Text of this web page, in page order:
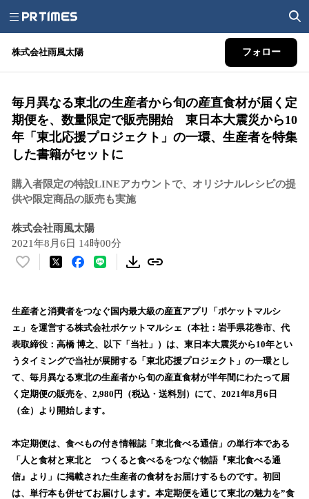
株式会社雨風太陽 フォロー
毎月異なる東北の生産者から旬の産直食材が届く定
期便を、数量限定で販売開始 東日本大震災から10
年「東北応援プロジェクト」の一環、生産者を特集
した書籍がセットに
購入者限定の特設LINEアカウントで、オリジナルレシピの提
供や限定商品の販売も実施
株式会社雨風太陽
2021年8月6日 14時00分
い
！
数
を
読
込
み
中
す
生産者と消費者をつなぐ国内最大級の産直アプリ「ポケットマルシ
ェ」を運営する株式会社ポケットマルシェ（本社：岩手県花巻市、代
表取締役：高橋 博之、以下「当社」）は、東日本大震災から10年とい
うタイミングで当社が展開する「東北応援プロジェクト」の一環とし
て、毎月異なる東北の生産者から旬の産直食材が半年間にわたって届
く定期便の販売を、2,980円（税込・送料別）にて、2021年8月6日
（金）より開始します。
本定期便は、食べもの付き情報誌「東北食べる通信」の単行本である
「人と食材と東北と つくると食べるをつなぐ物語『東北食べる通
信』より」に掲載された生産者の食材をお届けするものです。初回
は、単行本も併せてお届けします。本定期便を通じて東北の魅力を”食